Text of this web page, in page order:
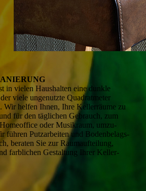
in vielen Haus­halten eine dunkle
viele ungenutzte Quadrat­meter
Wir helfen Ihnen, Ihre Keller­räume zu
für den täglichen Gebrauch, zum
oder Musik­raum, umzu­
führen Putz­arbeiten und Boden­belags­
beraten Sie zur Raum­aufteilung,
farblichen Gestal­tung Ihrer Keller­